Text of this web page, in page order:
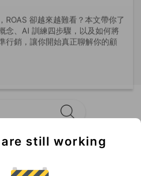
行銷，讓你開始真正聊解你的顧
be missed
are still working